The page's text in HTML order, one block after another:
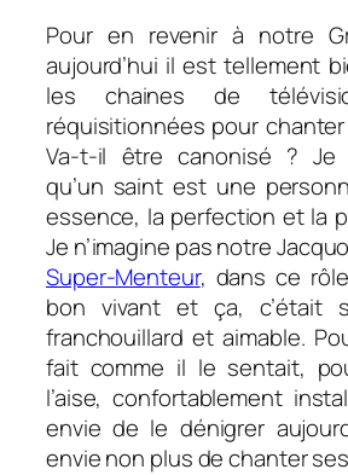
Pour en revenir à notre
aujourd’hui il est tellement
les chaines de
réquisitionnées pour
Va-t-il être canonisé ? Je
qu’un saint est une
essence, la perfection et la
Je n’imagine pas notre
Super-Menteur, dans ce
bon vivant et ça, c’était
franchouillard et aimable.
fait comme il le sentait,
l’aise, confortablement
envie de le dénigrer
envie non plus de chanter